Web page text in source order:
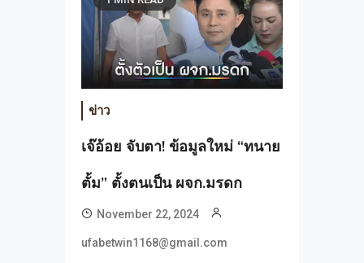
ข่าว
เจ๊อ้อย จับตา! ข้อมูลใหม่ “ทนาย
ตั้ม” ตั้งตนเป็น ผจก.มรดก
November 22, 2024
ufabetwin1168@gmail.com